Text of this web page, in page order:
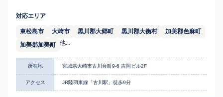
対応エリア
東松島市 大崎市 黒川郡大郷町 黒川郡大衡村
加美郡色麻町
加美郡加美町 他...
所在地 宮城県大崎市古川台町9-6 吉岡ビル2F
アクセス JR陸羽東線「古川駅」徒歩9分